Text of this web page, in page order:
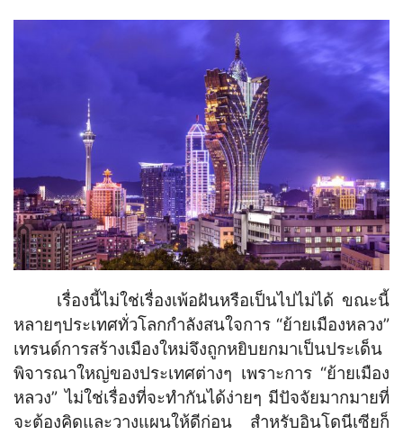
เรื่องนี้ไม่ใช่เรื่องเพ้อฝันหรือเป็นไปไม่ได้ ขณะนี้
หลายๆประเทศทั่วโลกกำลังสนใจการ “ย้ายเมืองหลวง”
เทรนด์การสร้างเมืองใหม่จึงถูกหยิบยกมาเป็นประเด็น
พิจารณาใหญ่ของประเทศต่างๆ เพราะการ “ย้ายเมือง
หลวง” ไม่ใช่เรื่องที่จะทำกันได้ง่ายๆ มีปัจจัยมากมายที่
จะต้องคิดและวางแผนให้ดีก่อน สำหรับอินโดนีเซียก็